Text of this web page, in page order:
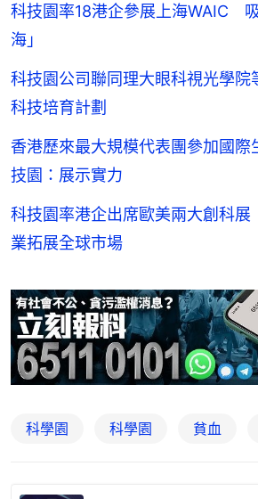
科技園率18港企參展上海WAIC
海」
科技園公司聯同理大眼科視光學
科技培育計劃
香港歷來最大規模代表團參加國
技園：展示實力
科技園率港企出席歐美兩大創科
業拓展全球市場
科學園 科學園 貧血